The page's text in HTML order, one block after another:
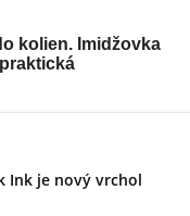
Ink je nový vrchol